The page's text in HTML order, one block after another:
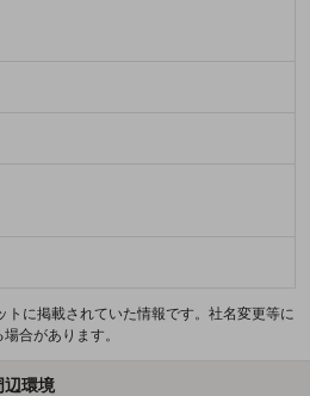
に掲載されていた情報です。社名変更等に
合があります。
辺環境